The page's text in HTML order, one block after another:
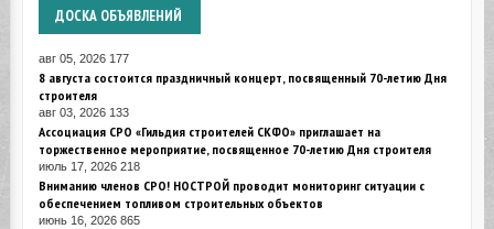
ДОСКА ОБЪЯВЛЕНИЙ
авг 05, 2026 177
8 августа состоится праздничный концерт, посвященный 70-летию Дня
строителя
авг 03, 2026 133
Ассоциация СРО «Гильдия строителей СКФО» приглашает на
торжественное мероприятие, посвященное 70-летию Дня строителя
июль 17, 2026 218
Вниманию членов СРО! НОСТРОЙ проводит мониторинг ситуации с
обеспечением топливом строительных объектов
июнь 16, 2026 865